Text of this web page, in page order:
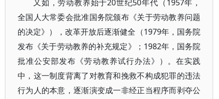
又如，劳动教养始于20世纪50年代（1957年，
全国人大常委会批准国务院颁布《关于劳动教养问题
的决定》），改革开放后逐渐健全（1979年，国务院
发布《关于劳动教养的补充规定》；1982年，国务院
批准公安部发布《劳动教养试行办法》）。在实践
中，这一制度背离了对教育和挽救不构成犯罪的违法
行为人的本意，逐渐演变成一非经正当程序而剥夺公